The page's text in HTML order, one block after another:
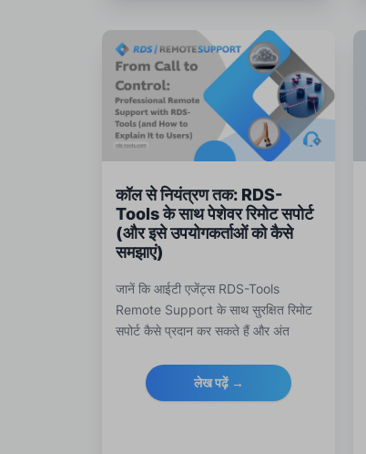
कॉल से नियंत्रण तक: RDS-
Tools के साथ पेशेवर रिमोट सपोर्ट
(और इसे उपयोगकर्ताओं को कैसे
समझाएं)
जानें कि आईटी एजेंट्स RDS-Tools
Remote Support के साथ सुरक्षित रिमोट
सपोर्ट कैसे प्रदान कर सकते हैं और अंत
समझाने के लिए एक कॉपी-पेस्ट स्क्रिप्ट प्राप्त
लेख पढ़ें →